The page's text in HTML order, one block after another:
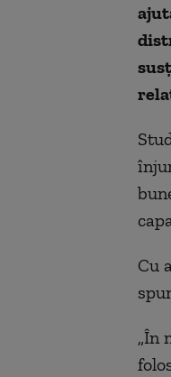
Cu
„În